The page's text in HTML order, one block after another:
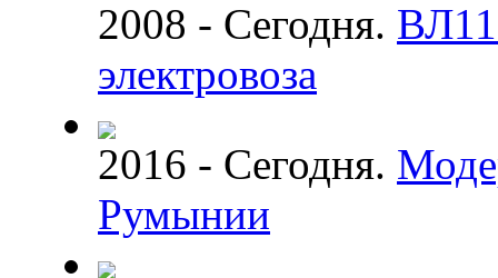
2008 - Сегодня.
электровоза
2016 - Сегодня.
Румынии